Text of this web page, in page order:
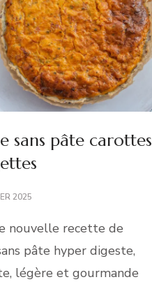
sans pâte carottes
2025
nouvelle recette de
pâte hyper digeste,
légère et gourmande